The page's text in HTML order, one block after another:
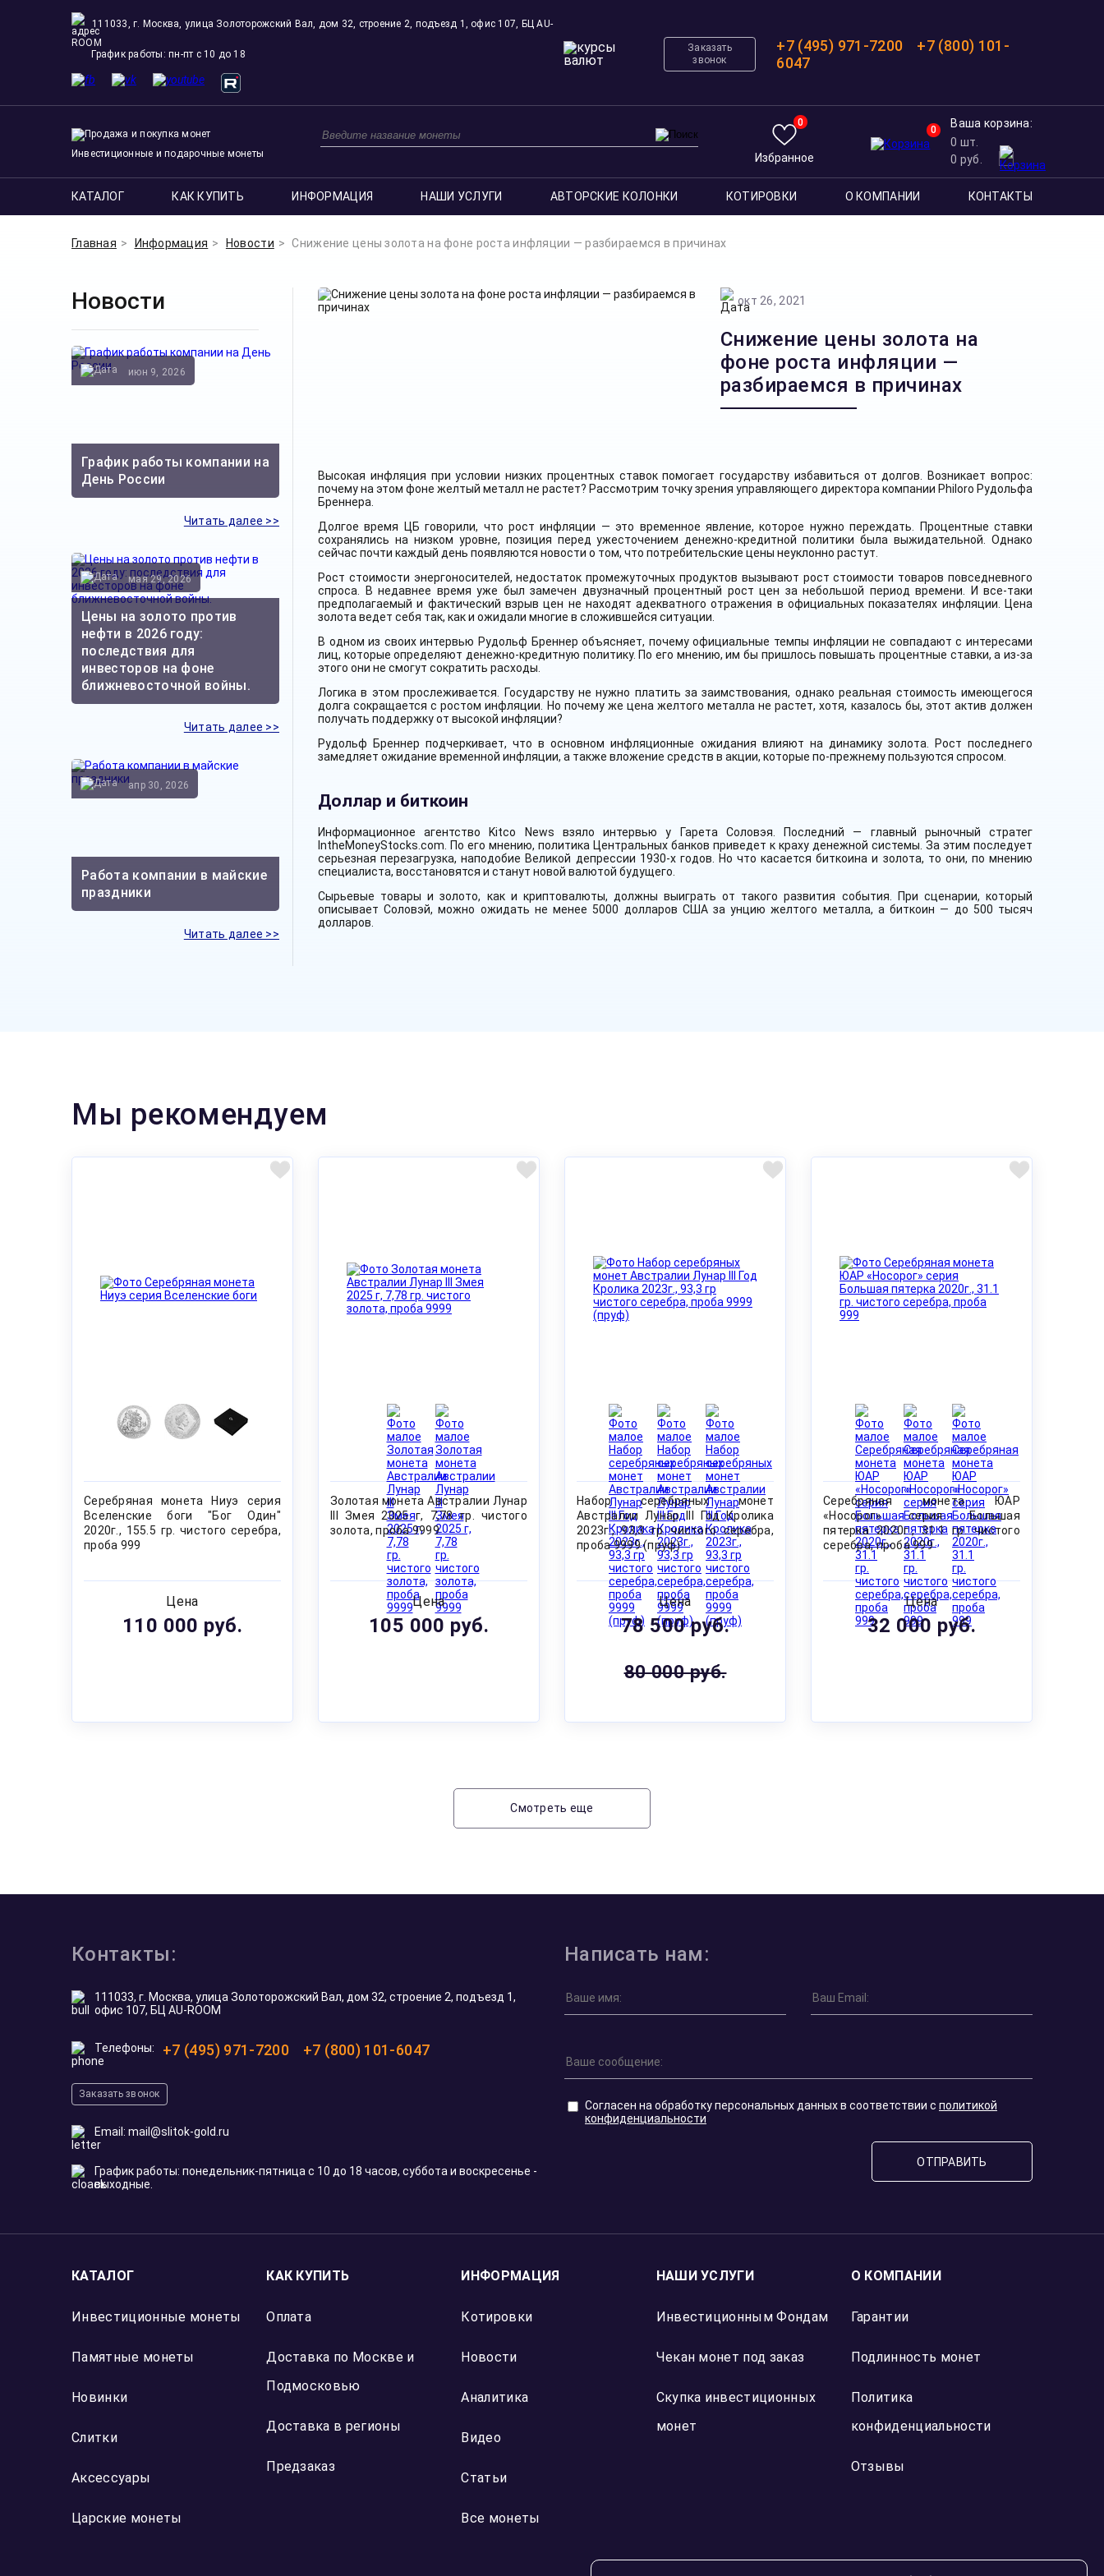
111033, г. Москва, улица Золоторожский Вал, дом 32, строение 2, подъезд 1, офис 107, БЦ AU-
ROOM
График работы: пн-пт с 10 до 18
Заказать
звонок
+7 (495) 971-7200
+7 (800) 101-
6047
Инвестиционные и подарочные монеты
0
Избранное
0
Ваша корзина:
0 шт.
0 руб.
КАТАЛОГ КАК КУПИТЬ ИНФОРМАЦИЯ НАШИ УСЛУГИ АВТОРСКИЕ КОЛОНКИ КОТИРОВКИ О КОМПАНИИ КОНТАКТЫ
Главная Информация Новости Снижение цены золота на фоне роста инфляции — разбираемся в причинах
Новости
График работы компании на
День России
июн 9, 2026
Читать далее >>
Цены на золото против
нефти в 2026 году:
последствия для
инвесторов на фоне
ближневосточной войны.
мая 29, 2026
Читать далее >>
Работа компании в майские
праздники
апр 30, 2026
Читать далее >>
окт 26, 2021
Снижение цены золота на
фоне роста инфляции —
разбираемся в причинах
Высокая инфляция при условии низких процентных ставок помогает государству избавиться от долгов. Возникает вопрос:
почему на этом фоне желтый металл не растет? Рассмотрим точку зрения управляющего директора компании Philoro Рудольфа
Бреннера.
Долгое время ЦБ говорили, что рост инфляции — это временное явление, которое нужно переждать. Процентные ставки
сохранялись на низком уровне, позиция перед ужесточением денежно-кредитной политики была выжидательной. Однако
сейчас почти каждый день появляются новости о том, что потребительские цены неуклонно растут.
Рост стоимости энергоносителей, недостаток промежуточных продуктов вызывают рост стоимости товаров повседневного
спроса. В недавнее время уже был замечен двузначный процентный рост цен за небольшой период времени. И все-таки
предполагаемый и фактический взрыв цен не находят адекватного отражения в официальных показателях инфляции. Цена
золота ведет себя так, как и ожидали многие в сложившейся ситуации.
В одном из своих интервью Рудольф Бреннер объясняет, почему официальные темпы инфляции не совпадают с интересами
лиц, которые определяют денежно-кредитную политику. По его мнению, им бы пришлось повышать процентные ставки, а из-за
этого они не смогут сократить расходы.
Логика в этом прослеживается. Государству не нужно платить за заимствования, однако реальная стоимость имеющегося
долга сокращается с ростом инфляции. Но почему же цена желтого металла не растет, хотя, казалось бы, этот актив должен
получать поддержку от высокой инфляции?
Рудольф Бреннер подчеркивает, что в основном инфляционные ожидания влияют на динамику золота. Рост последнего
замедляет ожидание временной инфляции, а также вложение средств в акции, которые по-прежнему пользуются спросом.
Доллар и биткоин
Информационное агентство Kitco News взяло интервью у Гарета Соловэя. Последний — главный рыночный стратег
IntheMoneyStocks.com. По его мнению, политика Центральных банков приведет к краху денежной системы. За этим последует
серьезная перезагрузка, наподобие Великой депрессии 1930-х годов. Но что касается биткоина и золота, то они, по мнению
специалиста, восстановятся и станут новой валютой будущего.
Сырьевые товары и золото, как и криптовалюты, должны выиграть от такого развития события. При сценарии, который
описывает Соловэй, можно ожидать не менее 5000 долларов США за унцию желтого металла, а биткоин — до 500 тысяч
долларов.
Мы рекомендуем
Серебряная монета Ниуэ серия
Вселенские боги "Бог Один"
2020г., 155.5 гр. чистого серебра,
проба 999
Цена
110 000 руб.
Золотая монета Австралии Лунар
III Змея 2025 г, 7,78 гр. чистого
золота, проба 9999
Цена
105 000 руб.
Набор серебряных монет
Австралии Лунар III Год Кролика
2023г., 93,3 гр чистого серебра,
проба 9999 (пруф)
Цена
78 500 руб.
80 000 руб.
Серебряная монета ЮАР
«Носорог» серия Большая
пятерка 2020г., 31.1 гр. чистого
серебра, проба 999
Цена
32 000 руб.
Смотреть еще
Контакты:
111033, г. Москва, улица Золоторожский Вал, дом 32, строение 2, подъезд 1,
офис 107, БЦ AU-ROOM
Телефоны: +7 (495) 971-7200 +7 (800) 101-6047
Заказать звонок
Email: mail@slitok-gold.ru
График работы: понедельник-пятница с 10 до 18 часов, суббота и воскресенье -
выходные.
Написать нам:
Согласен на обработку персональных данных в соответствии с политикой
конфиденциальности
ОТПРАВИТЬ
КАТАЛОГ
Инвестиционные монеты
Памятные монеты
Новинки
Слитки
Аксессуары
Царские монеты
КАК КУПИТЬ
Оплата
Доставка по Москве и
Подмосковью
Доставка в регионы
Предзаказ
ИНФОРМАЦИЯ
Котировки
Новости
Аналитика
Видео
Статьи
Все монеты
НАШИ УСЛУГИ
Инвестиционным Фондам
Чекан монет под заказ
Скупка инвестиционных
монет
О КОМПАНИИ
Гарантии
Подлинность монет
Политика
конфиденциальности
Отзывы